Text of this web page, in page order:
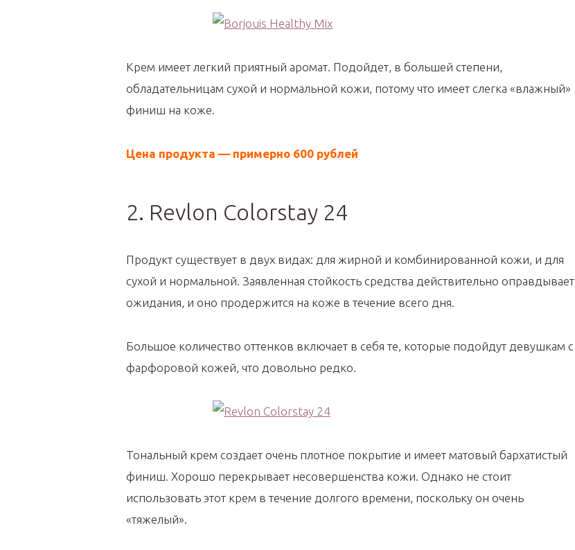
Крем имеет легкий приятный аромат. Подойдет, в большей степени,
обладательницам сухой и нормальной кожи, потому что имеет слегка «влажный»
финиш на коже.
Цена продукта — примерно 600 рублей
2. Revlon Colorstay 24
Продукт существует в двух видах: для жирной и комбинированной кожи, и для
сухой и нормальной. Заявленная стойкость средства действительно оправдывает
ожидания, и оно продержится на коже в течение всего дня.
Большое количество оттенков включает в себя те, которые подойдут девушкам с
фарфоровой кожей, что довольно редко.
Тональный крем создает очень плотное покрытие и имеет матовый бархатистый
финиш. Хорошо перекрывает несовершенства кожи. Однако не стоит
использовать этот крем в течение долгого времени, поскольку он очень
«тяжелый».